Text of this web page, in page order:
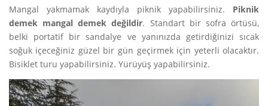
Mangal yakmamak kaydıyla piknik yapabilirsiniz. Piknik
demek mangal demek değildir. Standart bir sofra örtüsü,
belki portatif bir sandalye ve yanınızda getirdiğinizi sıcak
soğuk içeceğiniz güzel bir gün geçirmek için yeterli olacaktır.
Bisiklet turu yapabilirsiniz. Yürüyüş yapabilirsiniz.